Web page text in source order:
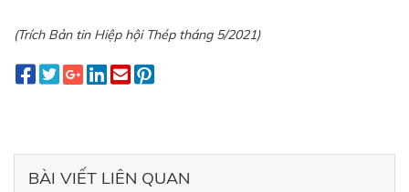
(Trích Bản tin Hiệp hội Thép tháng 5/2021)
BÀI VIẾT LIÊN QUAN